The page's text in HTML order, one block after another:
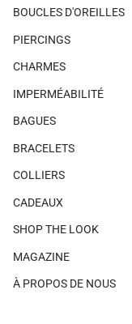
BOUCLES D'OREILLES
PIERCINGS
CHARMES
IMPERMÉABILITÉ
BAGUES
BRACELETS
COLLIERS
CADEAUX
SHOP THE LOOK
MAGAZINE
À PROPOS DE NOUS